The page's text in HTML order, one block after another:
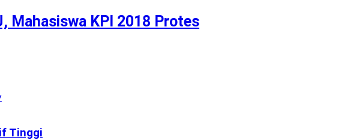
Mahasiswa KPI 2018 Protes
Tinggi